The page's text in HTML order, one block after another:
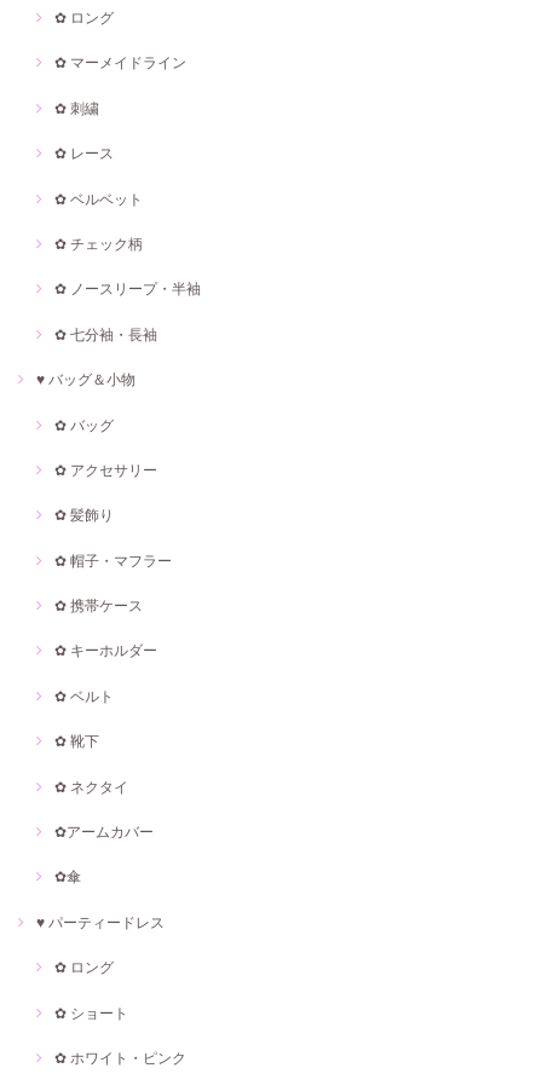
✿ ロング
✿ マーメイドライン
✿ 刺繍
✿ レース
✿ ベルベット
✿ チェック柄
✿ ノースリープ・半袖
✿ 七分袖・長袖
♥ バッグ＆小物
✿ バッグ
✿ アクセサリー
✿ 髪飾り
✿ 帽子・マフラー
✿ 携帯ケース
✿ キーホルダー
✿ ベルト
✿ 靴下
✿ ネクタイ
✿アームカバー
✿傘
♥ パーティードレス
✿ ロング
✿ ショート
✿ ホワイト・ピンク